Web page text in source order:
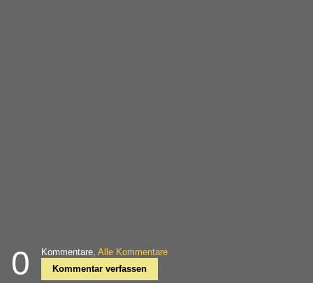
0 Kommentare, Alle Kommentare
Kommentar verfassen